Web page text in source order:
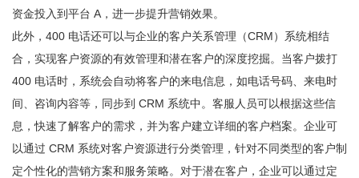
资金投入到平台 A，进一步提升营销效果。
此外，400 电话还可以与企业的客户关系管理（CRM）系统相结
合，实现客户资源的有效管理和潜在客户的深度挖掘。当客户拨打
400 电话时，系统会自动将客户的来电信息，如电话号码、来电时
间、咨询内容等，同步到 CRM 系统中。客服人员可以根据这些信
息，快速了解客户的需求，并为客户建立详细的客户档案。企业可
以通过 CRM 系统对客户资源进行分类管理，针对不同类型的客户制
定个性化的营销方案和服务策略。对于潜在客户，企业可以通过定